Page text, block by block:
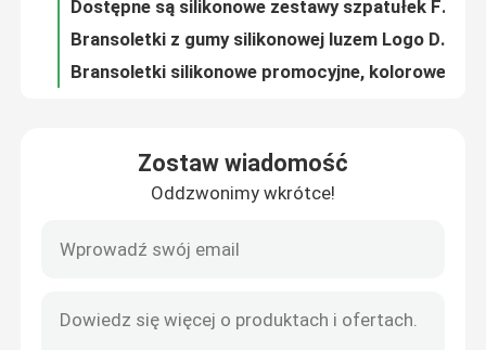
Skontaktuj się z nami
Kształt silikonowej formy
Lodówka kulkowa Silikonowa forma na kostkę lodu Quick Release Dishwasher Safe
Wyjątkowy specjalny koktajl Ice Cube Tray, Cocktail Ice Tray Large Scale
Summer Popsicle Silikonowe formy do lodu, Stackable Ice Cube Trays PP Material
Zostaw wiadomość
Oddzwonimy wkrótce!